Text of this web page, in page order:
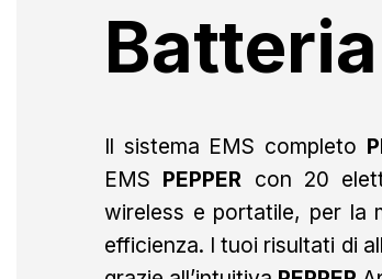
Il sistema EMS completo
EMS PEPPER con 20
wireless e portatile, per la
efficienza. I tuoi risultati di